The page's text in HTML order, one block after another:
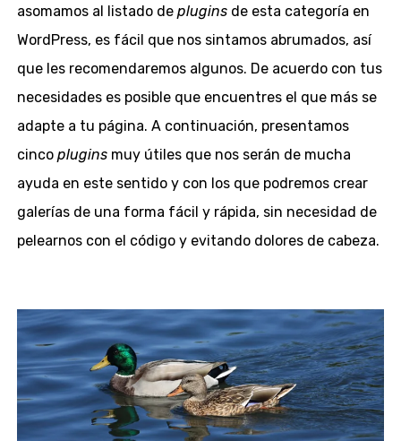
asomamos al listado de pluginsde esta categoría en
WordPress, es fácil que nos sintamos abrumados, así
que les recomendaremos algunos. De acuerdo con tus
necesidades es posible que encuentres el que más se
adapte a tu página. A continuación, presentamos
cinco pluginsmuy útiles que nos serán de mucha
ayuda en este sentido y con los que podremos crear
galerías de una forma fácil y rápida, sin necesidad de
pelearnos con el código y evitando dolores de cabeza.